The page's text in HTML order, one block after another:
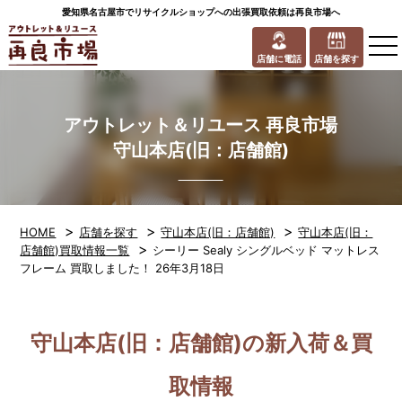
愛知県名古屋市でリサイクルショップへの出張買取依頼は再良市場へ
店舗に電話 店舗を探す
アウトレット＆リユース 再良市場
守山本店(旧：店舗館)
HOME > 店舗を探す >守山本店(旧：店舗館) >守山本店(旧：
店舗館)買取情報一覧
> シーリー Sealy シングルベッド マットレス
フレーム 買取しました！ 26年3月18日
守山本店(旧：店舗館)の新入荷＆買
取情報